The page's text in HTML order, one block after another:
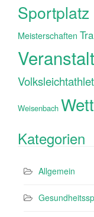
Meisterschaften
Weisenbach
Kategorien
Allgemein